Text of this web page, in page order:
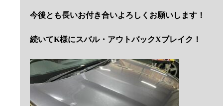
今後とも長いお付き合いよろしくお願いします！
続いてK様にスバル・アウトバックXブレイク！